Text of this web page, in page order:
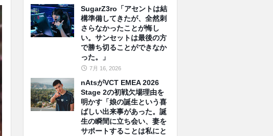
SugarZ3ro「アセントは結
構準備してきたが、全然刺
さらなかったことが悔し
い。サンセットは最後の方
で勝ち切ることができなか
った。」
7月 16, 2026
nAtsがVCT EMEA 2026
Stage 2の初戦欠場理由を
明かす「娘の誕生という喜
ばしい出来事があった。誕
生の瞬間に立ち会い、妻を
サポートすることは私にと